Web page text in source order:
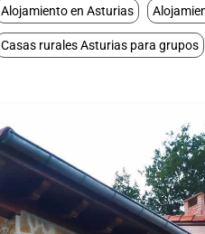
Alojamiento en Asturias
Casas rurales Asturias para grupos